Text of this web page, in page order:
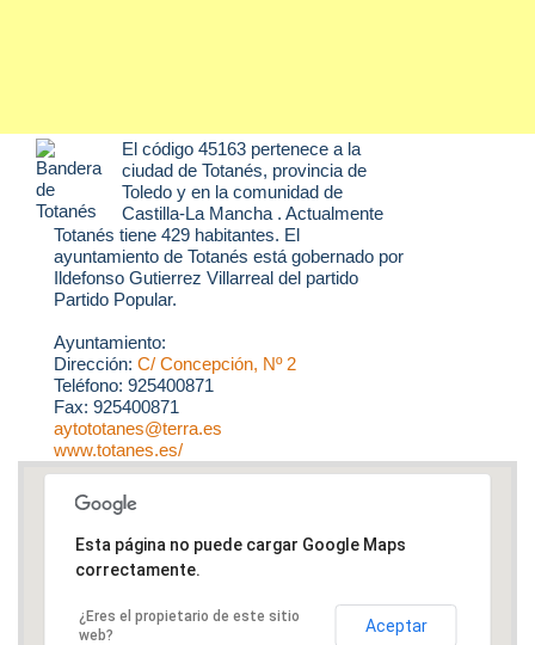
El código 45163 pertenece a la
ciudad de Totanés, provincia de
Toledo y en la comunidad de
Castilla-La Mancha . Actualmente
Totanés tiene 429 habitantes. El
ayuntamiento de Totanés está gobernado por
Ildefonso Gutierrez Villarreal del partido
Partido Popular.
Ayuntamiento:
Dirección: C/ Concepción, Nº 2
Teléfono: 925400871
Fax: 925400871
aytototanes@terra.es
www.totanes.es/
Esta página no puede cargar Google Maps
correctamente.
¿Eres el propietario de este sitio
web?
Aceptar